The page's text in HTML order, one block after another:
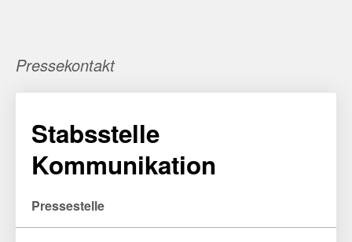
Pressekontakt
Stabsstelle
Kommunikation
Pressestelle